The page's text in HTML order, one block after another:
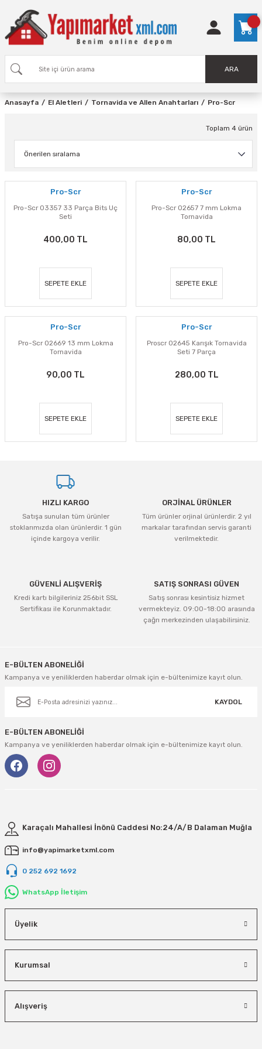
ARA
Anasayfa El Aletleri Tornavida ve Allen Anahtarları Pro-Scr
Toplam 4 ürün
Pro-Scr
Pro-Scr 03357 33 Parça Bits Uç
Seti
400,00 TL
SEPETE EKLE
Pro-Scr
Pro-Scr 02657 7 mm Lokma
Tornavida
80,00 TL
SEPETE EKLE
Pro-Scr
Pro-Scr 02669 13 mm Lokma
Tornavida
90,00 TL
SEPETE EKLE
Pro-Scr
Proscr 02645 Karışık Tornavida
Seti 7 Parça
280,00 TL
SEPETE EKLE
HIZLI KARGO
Satışa sunulan tüm ürünler
stoklarımızda olan ürünlerdir. 1 gün
içinde kargoya verilir.
ORJİNAL ÜRÜNLER
Tüm ürünler orjinal ürünlerdir. 2 yıl
markalar tarafından servis garanti
verilmektedir.
GÜVENLİ ALIŞVERİŞ
Kredi kartı bilgileriniz 256bit SSL
Sertifikası ile Korunmaktadır.
SATIŞ SONRASI GÜVEN
Satış sonrası kesintisiz hizmet
vermekteyiz. 09:00-18:00 arasında
çağrı merkezinden ulaşabilirsiniz.
E-BÜLTEN ABONELİĞİ
Kampanya ve yeniliklerden haberdar olmak için e-bültenimize kayıt olun.
KAYDOL
E-BÜLTEN ABONELİĞİ
Kampanya ve yeniliklerden haberdar olmak için e-bültenimize kayıt olun.
Karaçalı Mahallesi İnönü Caddesi No:24/A/B Dalaman Muğla
info@yapimarketxml.com
0 252 692 1692
WhatsApp İletişim
Üyelik
Kurumsal
Alışveriş